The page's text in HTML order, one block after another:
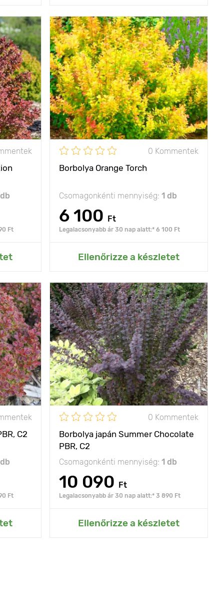
Ft
körben
fajta
- 120 cm
- 200 cm
- 35°С
0 Kommentek
Borbolya Orange Torch
Csomagonkénti mennyiség: 1 db
6 100 Ft
Legalacsonyabb ár 30 nap alatt:* 6 100 Ft
Ellenőrizze a készletet
C2
Ft
mint
sövény
- 200 cm
- 200 cm
- 29°C
C2 0 Kommentek
Borbolya japán Summer Chocolate
PBR, C2
Csomagonkénti mennyiség: 1 db
10 090 Ft
Legalacsonyabb ár 30 nap alatt:* 3 890 Ft
Ellenőrizze a készletet
Jellemzők
Sötét lombja nagyon
pompásan néz ki
Kifejlett kori
magasság
250 - 300 cm
Ültetési távolság 150 - 200 cm
Fényigény nap, félárnyék
Fagyállóság - 29°C
Cserépméret C2
Hozzáadás az Én kertemhez